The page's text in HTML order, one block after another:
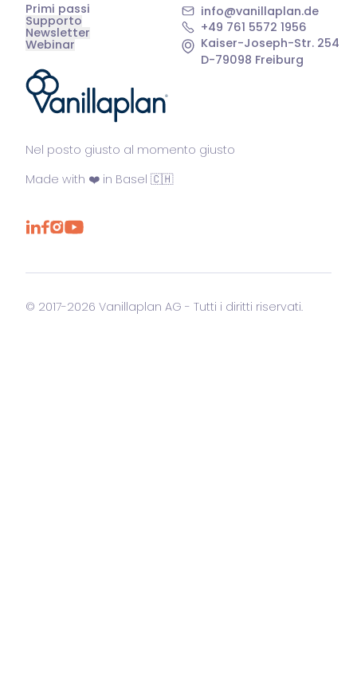
®
Nel posto giusto al momento giusto
Made with ❤️ in Basel 🇨🇭
Primi passi
Supporto
Newsletter
Webinar
info@vanillaplan.de
+49 761 5572 1956
Kaiser-Joseph-Str. 254
D-79098 Freiburg
© 2017-2026 Vanillaplan AG - Tutti i diritti riservati.